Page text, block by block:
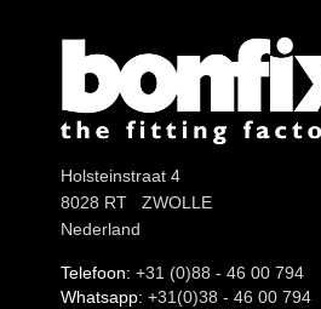
Holsteinstraat 4
8028 RT ZWOLLE
Nederland
Telefoon: +31 (0)88 - 46 00 794
Whatsapp: +31(0)38 - 46 00 794